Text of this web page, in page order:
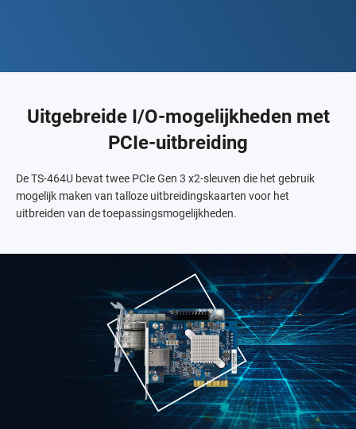
Uitgebreide I/O-mogelijkheden met
PCIe-uitbreiding
De TS-464U bevat twee PCIe Gen 3 x2-sleuven die het gebruik
mogelijk maken van talloze uitbreidingskaarten voor het
uitbreiden van de toepassingsmogelijkheden.